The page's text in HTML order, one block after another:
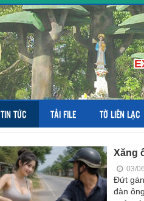
TIN TỨC TẢI FILE TỜ LIÊN LẠC
Xăng
03/
Đứt
đàn